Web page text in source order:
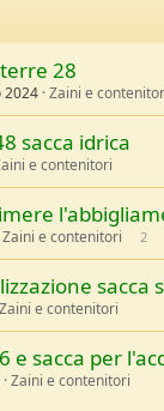
28
2024 Zaini e
sacca idrica
e contenitori
Zaini e contenitori 2
sacca
Zaini e contenitori
e sacca per
Zaini e contenitori